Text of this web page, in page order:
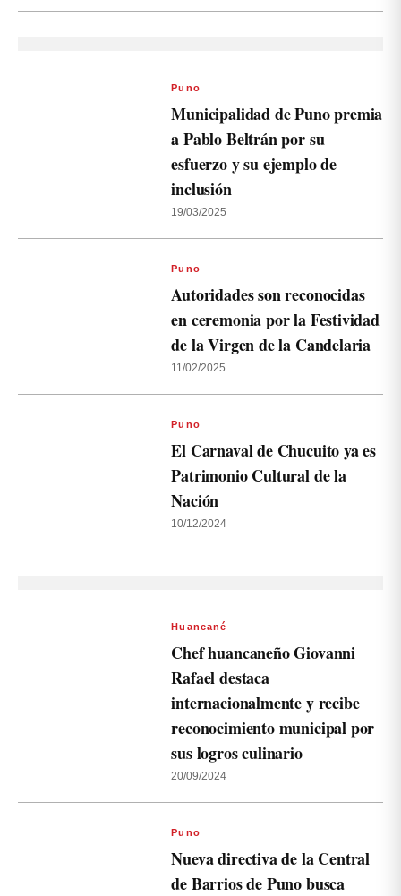
Puno
Municipalidad de Puno premia
a Pablo Beltrán por su
esfuerzo y su ejemplo de
inclusión
19/03/2025
Puno
Autoridades son reconocidas
en ceremonia por la Festividad
de la Virgen de la Candelaria
11/02/2025
Puno
El Carnaval de Chucuito ya es
Patrimonio Cultural de la
Nación
10/12/2024
Huancané
Chef huancaneño Giovanni
Rafael destaca
internacionalmente y recibe
reconocimiento municipal por
sus logros culinario
20/09/2024
Puno
Nueva directiva de la Central
de Barrios de Puno busca